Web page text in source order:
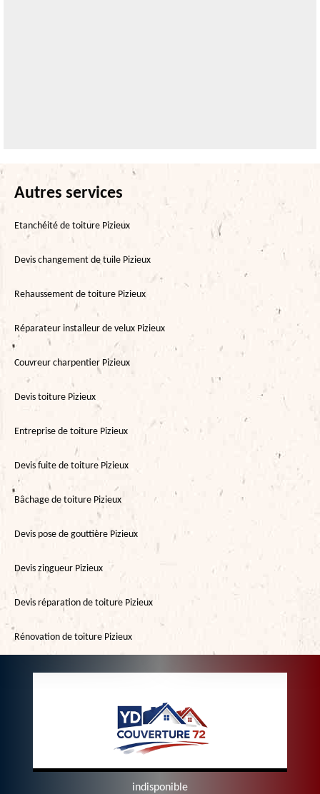
Autres services
Etanchéité de toiture Pizieux
Devis changement de tuile Pizieux
Rehaussement de toiture Pizieux
Réparateur installeur de velux Pizieux
Couvreur charpentier Pizieux
Devis toiture Pizieux
Entreprise de toiture Pizieux
Devis fuite de toiture Pizieux
Bâchage de toiture Pizieux
Devis pose de gouttière Pizieux
Devis zingueur Pizieux
Devis réparation de toiture Pizieux
Rénovation de toiture Pizieux
indisponible